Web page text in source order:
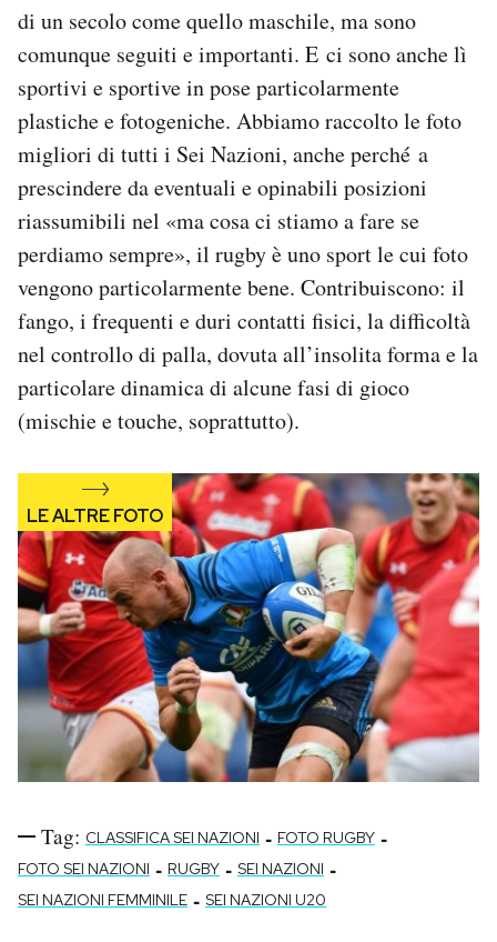
di un secolo come quello maschile, ma sono
comunque seguiti e importanti. E ci sono anche lì
sportivi e sportive in pose particolarmente
plastiche e fotogeniche. Abbiamo raccolto le foto
migliori di tutti i Sei Nazioni, anche perché a
prescindere da eventuali e opinabili posizioni
riassumibili nel «ma cosa ci stiamo a fare se
perdiamo sempre», il rugby è uno sport le cui foto
vengono particolarmente bene. Contribuiscono: il
fango, i frequenti e duri contatti fisici, la difficoltà
nel controllo di palla, dovuta all’insolita forma e la
particolare dinamica di alcune fasi di gioco
(mischie e touche, soprattutto).
Tag: CLASSIFICA SEI NAZIONI - FOTO RUGBY -
FOTO SEI NAZIONI - RUGBY - SEI NAZIONI -
SEI NAZIONI FEMMINILE - SEI NAZIONI U20